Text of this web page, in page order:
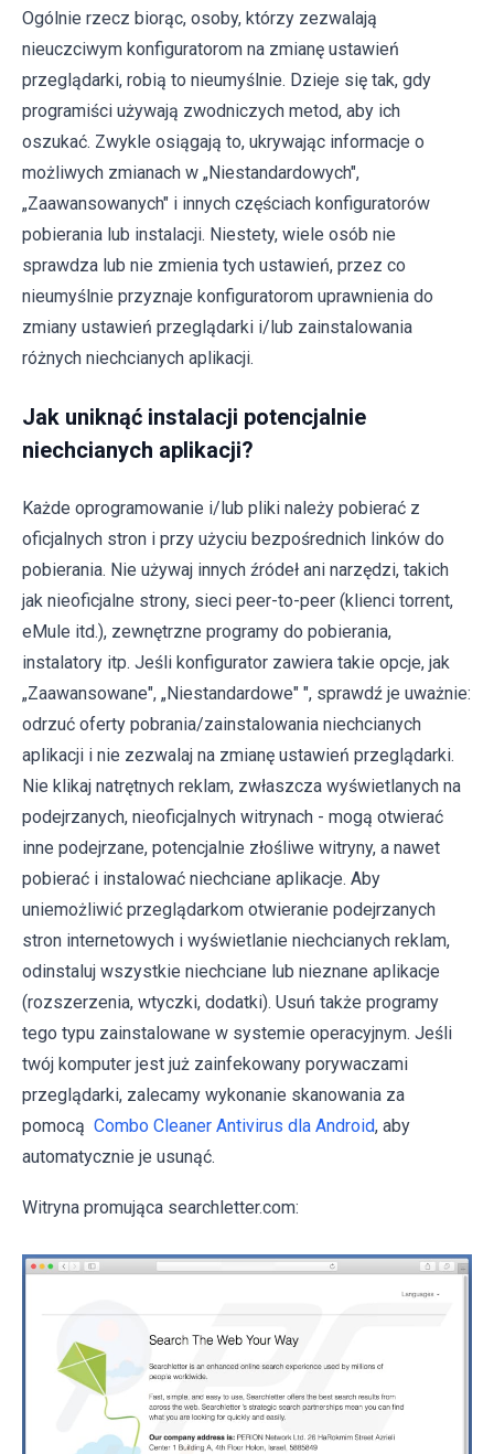
Ogólnie rzecz biorąc, osoby, którzy zezwalają
nieuczciwym konfiguratorom na zmianę ustawień
przeglądarki, robią to nieumyślnie. Dzieje się tak, gdy
programiści używają zwodniczych metod, aby ich
oszukać. Zwykle osiągają to, ukrywając informacje o
możliwych zmianach w „Niestandardowych",
„Zaawansowanych" i innych częściach konfiguratorów
pobierania lub instalacji. Niestety, wiele osób nie
sprawdza lub nie zmienia tych ustawień, przez co
nieumyślnie przyznaje konfiguratorom uprawnienia do
zmiany ustawień przeglądarki i/lub zainstalowania
różnych niechcianych aplikacji.
Jak uniknąć instalacji potencjalnie
niechcianych aplikacji?
Każde oprogramowanie i/lub pliki należy pobierać z
oficjalnych stron i przy użyciu bezpośrednich linków do
pobierania. Nie używaj innych źródeł ani narzędzi, takich
jak nieoficjalne strony, sieci peer-to-peer (klienci torrent,
eMule itd.), zewnętrzne programy do pobierania,
instalatory itp. Jeśli konfigurator zawiera takie opcje, jak
„Zaawansowane", „Niestandardowe" ", sprawdź je uważnie:
odrzuć oferty pobrania/zainstalowania niechcianych
aplikacji i nie zezwalaj na zmianę ustawień przeglądarki.
Nie klikaj natrętnych reklam, zwłaszcza wyświetlanych na
podejrzanych, nieoficjalnych witrynach - mogą otwierać
inne podejrzane, potencjalnie złośliwe witryny, a nawet
pobierać i instalować niechciane aplikacje. Aby
uniemożliwić przeglądarkom otwieranie podejrzanych
stron internetowych i wyświetlanie niechcianych reklam,
odinstaluj wszystkie niechciane lub nieznane aplikacje
(rozszerzenia, wtyczki, dodatki). Usuń także programy
tego typu zainstalowane w systemie operacyjnym. Jeśli
twój komputer jest już zainfekowany porywaczami
przeglądarki, zalecamy wykonanie skanowania za
pomocą Combo Cleaner Antivirus dla Android, aby
automatycznie je usunąć.
Witryna promująca searchletter.com: